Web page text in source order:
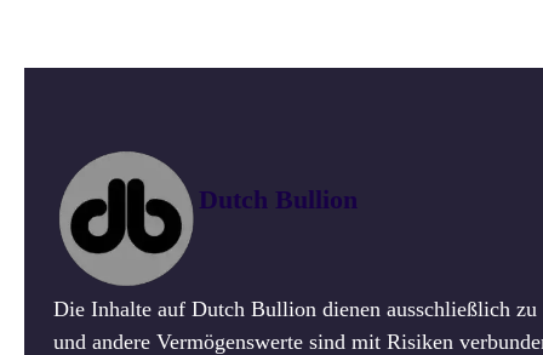
Dutch Bullion
Die Inhalte auf Dutch Bullion dienen ausschließlich
und andere Vermögenswerte sind mit Risiken